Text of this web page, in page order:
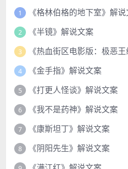
1 《格林伯格的地下室》解
2 《半镜》解说文案
3 《热血街区电影版：极恶
4 《金手指》解说文案
5 《打更人怪谈》解说文案
6 《我不是药神》解说文案
7 《康斯坦丁》解说文案
8 《阴阳先生》解说文案